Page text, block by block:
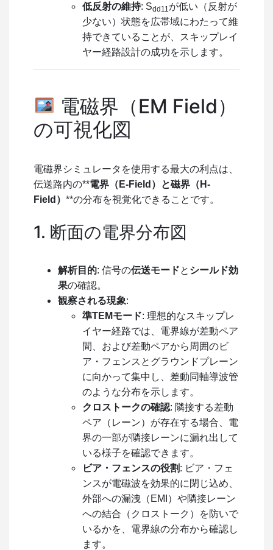
低反射の維持: Sdd11 が低い（反射が
少ない）状態を広帯域にわたって維
持できていることが、スキップレイ
ヤー経路設計の成功を示します。
電磁界（EM Field）
の可視化図
電磁界シミュレータを使用する最大の利点は、
伝送路内の**電界（E-Field）と磁界（H-
Field） **の分布を視覚化できることです。
1. 断面の電界分布図
解析目的: 信号の伝送モードと シールド効
果の確認。
観察される現象:
準TEMモード: 理想的なスキップレ
イヤー経路では、電界線が差動ペア
間、および差動ペアから周囲のビ
ア・フェンスとグラウンドプレーン
に向かって集中し、差動同軸導波管
のような分布を示します。
クロストークの確認: 隣接する差動
ペア（レーン）が存在する場合、電
界の一部が隣接レーンに漏れ出して
いる様子を確認できます。
ビア・フェンスの役割: ビア・フェ
ンスが電磁波を効果的に閉じ込め、
外部への漏洩（EMI）や隣接レーン
への結合（クロストーク）を防いで
いるかを、電界線の分布から確認し
ます。